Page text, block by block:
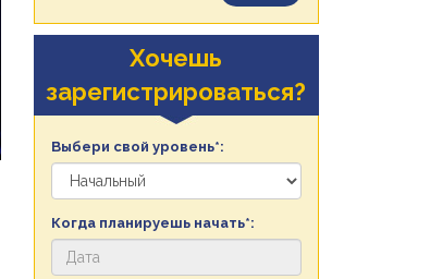
Хочешь
зарегистрироваться?
Выбери свой уровень*:
Когда планируешь начать*: